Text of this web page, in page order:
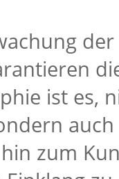
ist es,
zum